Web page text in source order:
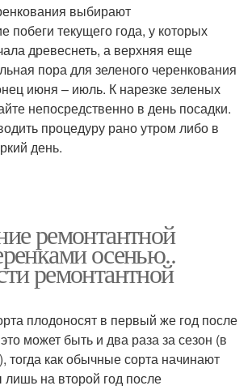
выбирают
побеги текущего года, у которых
древеснеть, а верхняя еще
пора для зеленого черенкования
июня – июль. К нарезке зеленых
непосредственно в день посадки.
процедуру рано утром либо в
день.
ремонтантной
осенью..
ремонтантной
плодоносят в первый же год после
может быть и два раза за сезон (в
тогда как обычные сорта начинают
на второй год после